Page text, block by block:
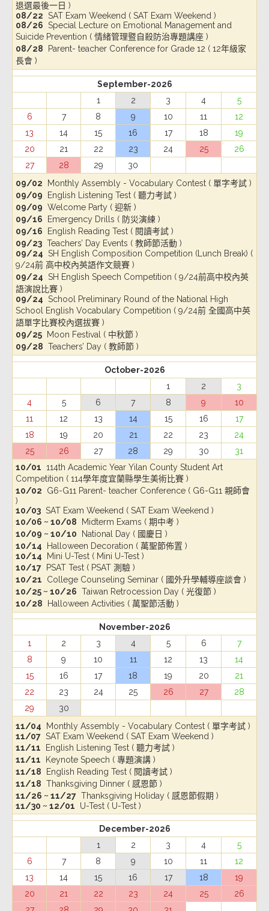
退選最後一日 )
08/22 SAT Exam Weekend ( SAT Exam Weekend )
08/26 Special Lecture on Emotional Management and
Suicide Prevention ( 情緒管理暨自殺防治專題講座 )
08/28 Parent- teacher Conference for Grade 12 ( 12年級家
長會 )
September-2026
1
2 3 4
5
6
7 8 9 10 11
12
13
14 15 16 17 18
19
20
21 22 23 24 25
26
27
28 29
30
09/02 Monthly Assembly - Vocabulary Contest ( 單字考試 )
09/09 English Listening Test ( 聽力考試 )
09/09 Welcome Party ( 迎新 )
09/16 Emergency Drills ( 防災演練 )
09/16 English Reading Test ( 閱讀考試 )
09/23 Teachers’ Day Events ( 教師節活動 )
09/24 SH English Composition Competition (Lunch Break) (
9/24前 高中校內英語作文競賽 )
09/24 SH English Speech Competition ( 9/24前高中校內英
語演說比賽 )
09/24 School Preliminary Round of the National High
School English Vocabulary Competition ( 9/24前 全國高中英
語單字比賽校內選拔賽 )
09/25 Moon Festival ( 中秋節 )
09/28 Teachers’ Day ( 教師節 )
October-2026
1
2
3
4
5 6 7 8 9
10
11
12 13 14 15 16
17
18
19 20 21 22 23
24
25
26 27 28 29 30
31
10/01 114th Academic Year Yilan County Student Art
Competition ( 114學年度宜蘭縣學生美術比賽 )
10/02 G6-G11 Parent- teacher Conference ( G6-G11 親師會
)
10/03 SAT Exam Weekend ( SAT Exam Weekend )
10/06 ~ 10/08 Midterm Exams ( 期中考 )
10/09 ~ 10/10 National Day ( 國慶日 )
10/14 Halloween Decoration ( 萬聖節佈置 )
10/14 Mini U-Test ( Mini U-Test )
10/17 PSAT Test ( PSAT 測驗 )
10/21 College Counseling Seminar ( 國外升學輔導座談會 )
10/25 ~ 10/26 Taiwan Retrocession Day ( 光復節 )
10/28 Halloween Activities ( 萬聖節活動 )
November-2026
1
2 3 4 5 6
7
8
9 10 11 12 13
14
15
16 17 18 19 20
21
22
23 24 25 26 27
28
29
30
11/04 Monthly Assembly - Vocabulary Contest ( 單字考試 )
11/07 SAT Exam Weekend ( SAT Exam Weekend )
11/11 English Listening Test ( 聽力考試 )
11/11 Keynote Speech ( 專題演講 )
11/18 English Reading Test ( 閱讀考試 )
11/18 Thanksgiving Dinner ( 感恩節 )
11/26 ~ 11/27 Thanksgiving Holiday ( 感恩節假期 )
11/30 ~ 12/01 U-Test ( U-Test )
December-2026
1
2 3 4
5
6
7 8 9 10 11
12
13
14 15 16 17 18
19
20
21 22 23 24 25
26